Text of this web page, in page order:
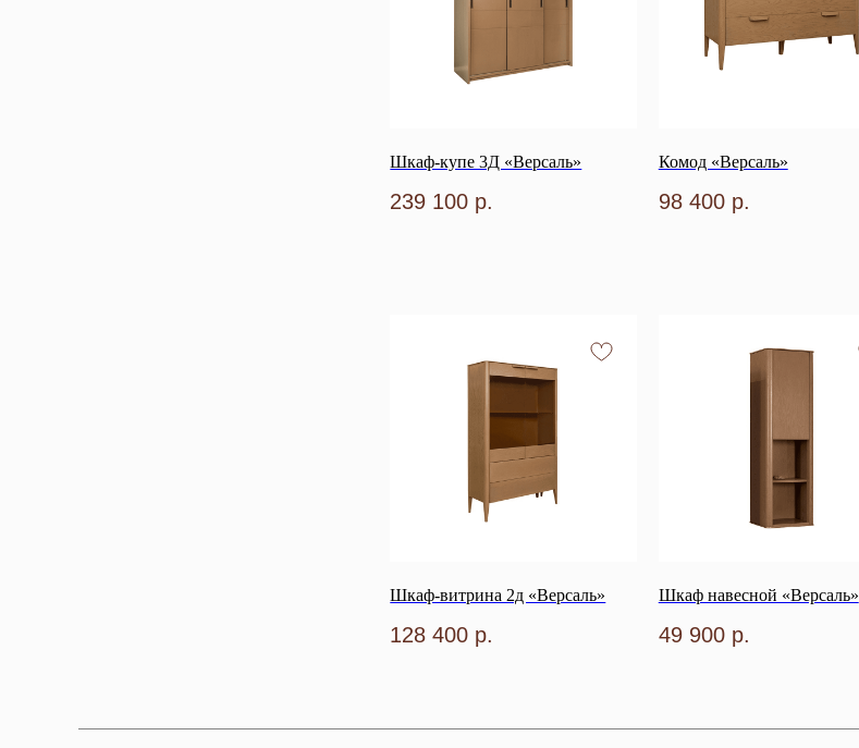
Шкаф-купе 3Д «Версаль»
239 100 р.
Комод «Версаль»
98 400 р.
Шкаф-витрина 2д «Версаль»
128 400 р.
Шкаф навесной «Версаль»
49 900 р.